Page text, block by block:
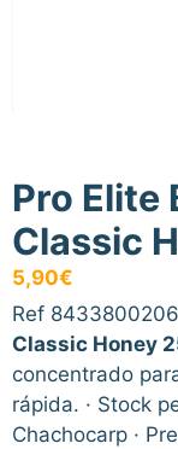
Pro Elite
Classic
5,90€
Ref
Classic Honey
concentrado
rápida. · Stock
Chachocarp ·